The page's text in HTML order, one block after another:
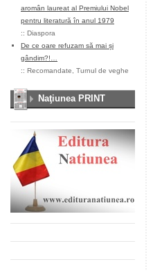
aromân laureat al Premiului Nobel
pentru literatură în anul 1979
:: Diaspora
De ce oare refuzam să mai și
gândim?!…
:: Recomandate Turnul de veghe
Naţiunea PRINT